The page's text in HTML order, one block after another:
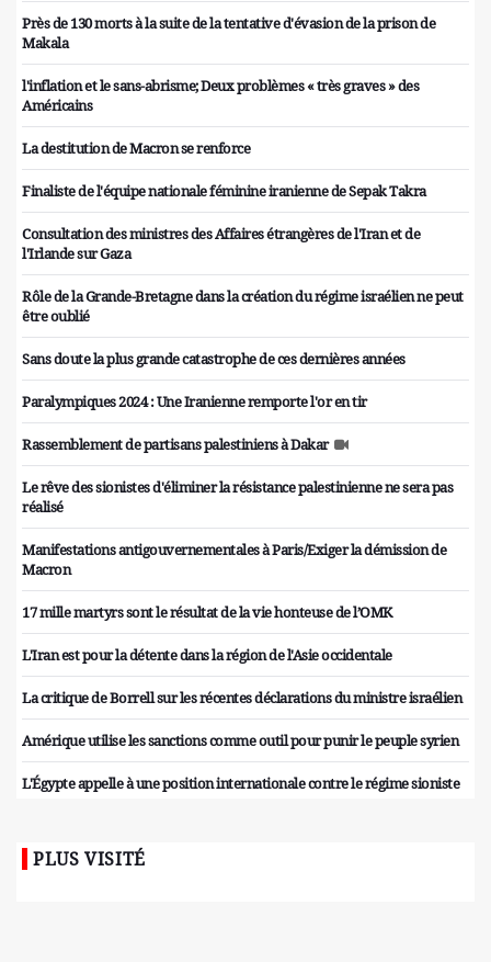
Près de 130 morts à la suite de la tentative d'évasion de la prison de
Makala
l'inflation et le sans-abrisme; Deux problèmes « très graves » des
Américains
La destitution de Macron se renforce
Finaliste de l'équipe nationale féminine iranienne de Sepak Takra
Consultation des ministres des Affaires étrangères de l'Iran et de
l'Irlande sur Gaza
Rôle de la Grande-Bretagne dans la création du régime israélien ne peut
être oublié
Sans doute la plus grande catastrophe de ces dernières années
Paralympiques 2024 : Une Iranienne remporte l'or en tir
Rassemblement de partisans palestiniens à Dakar
Le rêve des sionistes d'éliminer la résistance palestinienne ne sera pas
réalisé
Manifestations antigouvernementales à Paris/Exiger la démission de
Macron
17 mille martyrs sont le résultat de la vie honteuse de l’OMK
L'Iran est pour la détente dans la région de l'Asie occidentale
La critique de Borrell sur les récentes déclarations du ministre israélien
Amérique utilise les sanctions comme outil pour punir le peuple syrien
L'Égypte appelle à une position internationale contre le régime sioniste
PLUS VISITÉ